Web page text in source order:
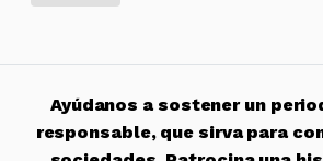
Ayúdanos a sostener un
responsable, que sirva para